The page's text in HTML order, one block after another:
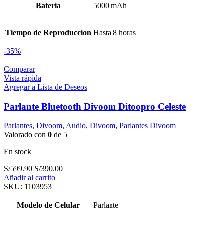
Bateria 5000 mAh
Tiempo de Reproduccion Hasta 8 horas
-35%
Comparar
Vista rápida
Agregar a Lista de Deseos
Parlante Bluetooth Divoom Ditoopro Celeste
Parlantes, Divoom, Audio, Divoom, Parlantes Divoom
Valorado con 0 de 5
En stock
S/599.90 El
precio
original
S/599.90.
S/390.00El
S/390.00.
Añadir al carrito
SKU: 1103953
Modelo de Celular Parlante